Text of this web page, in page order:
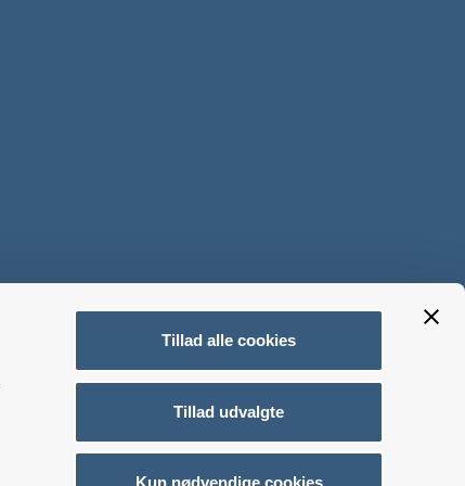
Tillad alle cookies
Tillad udvalgte
Kun nødvendige cookies